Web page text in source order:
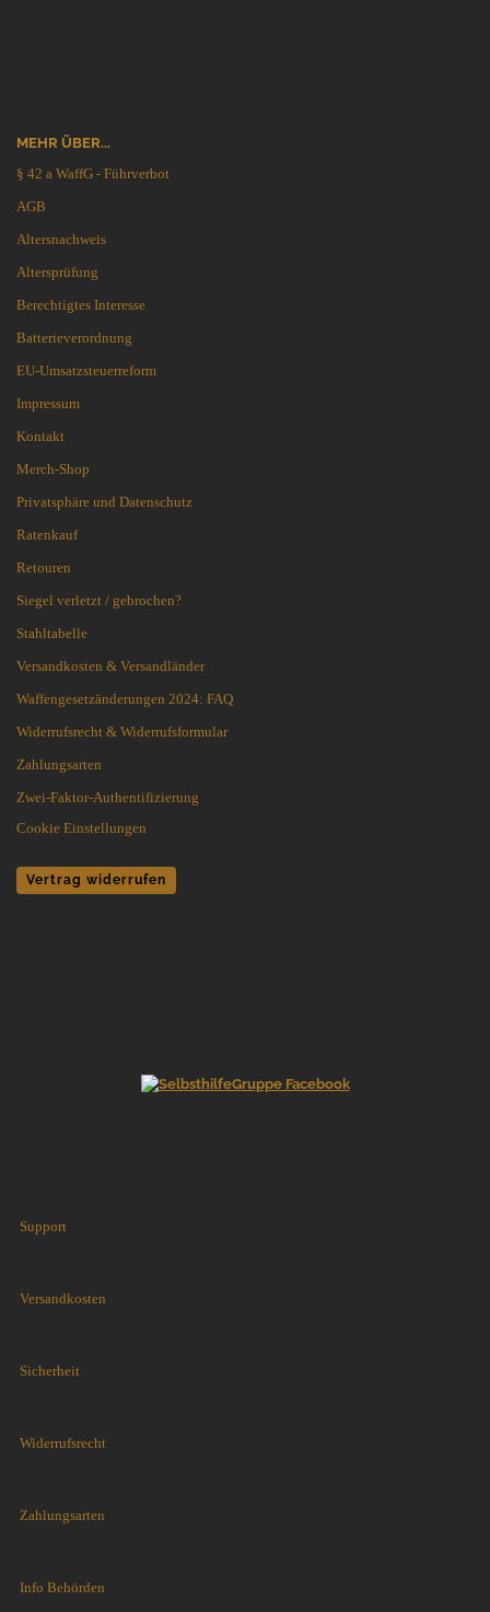
MEHR ÜBER...
§ 42 a WaffG - Führverbot
AGB
Altersnachweis
Altersprüfung
Berechtigtes Interesse
Batterieverordnung
EU-Umsatzsteuerreform
Impressum
Kontakt
Merch-Shop
Privatsphäre und Datenschutz
Ratenkauf
Retouren
Siegel verletzt / gebrochen?
Stahltabelle
Versandkosten & Versandländer
Waffengesetzänderungen 2024: FAQ
Widerrufsrecht & Widerrufsformular
Zahlungsarten
Zwei-Faktor-Authentifizierung
Cookie Einstellungen
Vertrag widerrufen
Support
Versandkosten
Sicherheit
Widerrufsrecht
Zahlungsarten
Info Behörden